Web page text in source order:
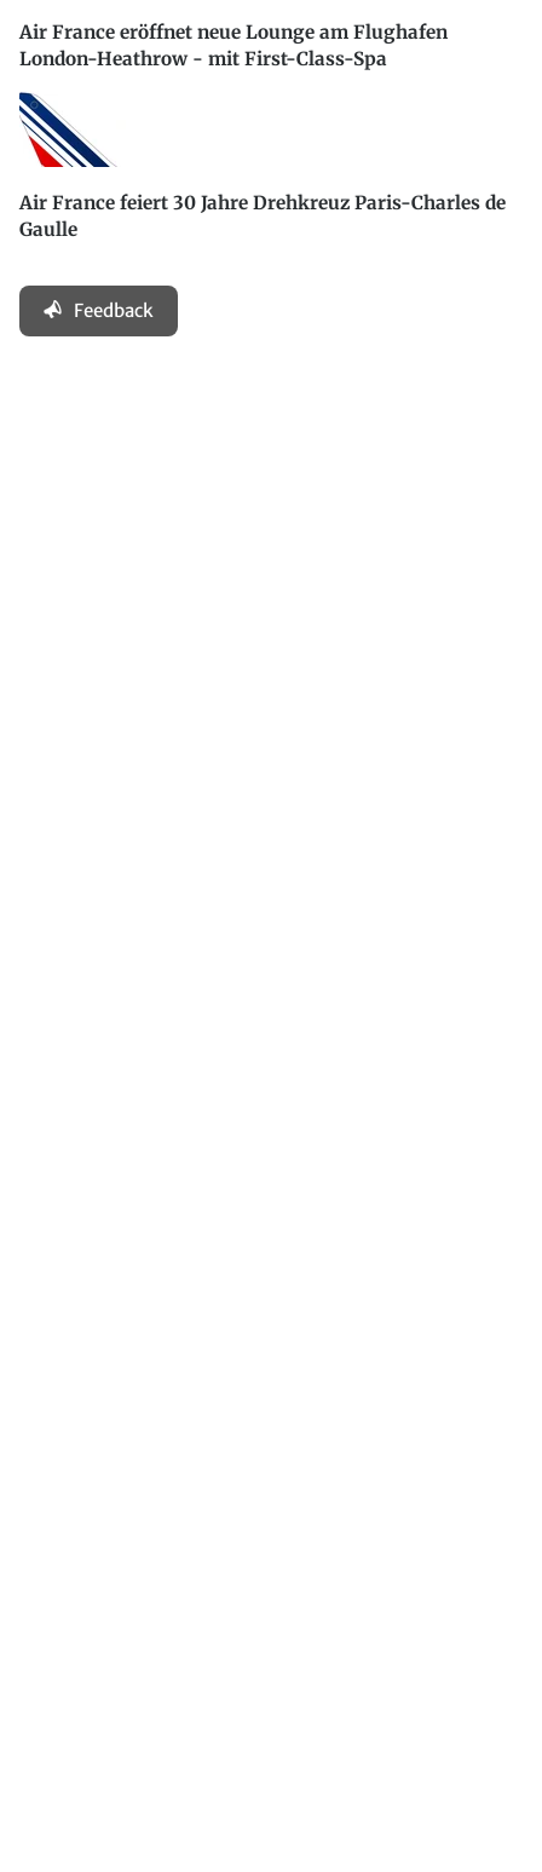
Air France eröffnet neue Lounge am Flughafen
London-Heathrow - mit First-Class-Spa
Air France feiert 30 Jahre Drehkreuz Paris-Charles de
Gaulle
Feedback